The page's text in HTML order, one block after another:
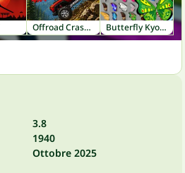
Offroad Crash Climber 4X4 Butterfly Kyodai
3.8
1940
Ottobre 2025